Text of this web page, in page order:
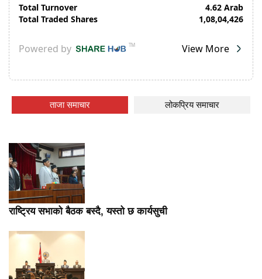
ताजा समाचार लोकप्रिय समाचार
राष्ट्रिय सभाको बैठक बस्दै, यस्तो छ कार्यसुची